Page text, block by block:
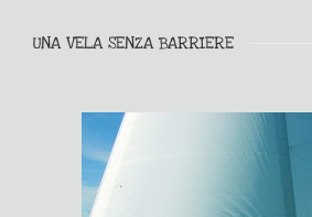
UNA VELA SENZA BARRIERE